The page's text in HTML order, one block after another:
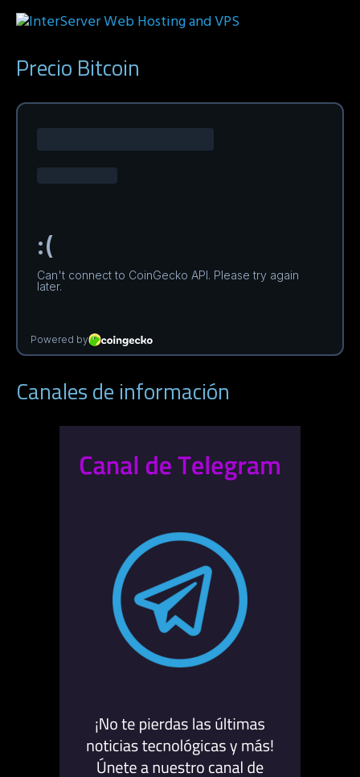
Precio Bitcoin
Canales de información